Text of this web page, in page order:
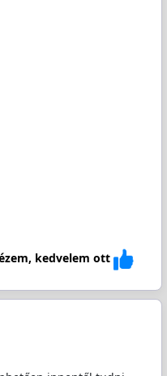
kedvelem ott